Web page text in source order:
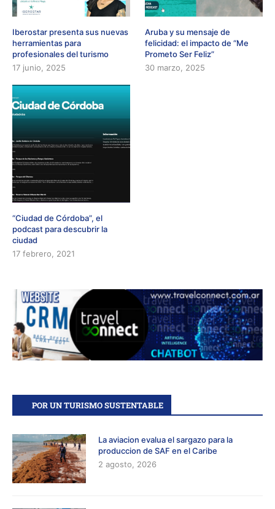
Iberostar presenta sus nuevas
herramientas para
profesionales del turismo
17 junio, 2025
Aruba y su mensaje de
felicidad: el impacto de “Me
Prometo Ser Feliz”
30 marzo, 2025
“Ciudad de Córdoba”, el
podcast para descubrir la
ciudad
17 febrero, 2021
POR UN TURISMO SUSTENTABLE
La aviacion evalua el sargazo para la
produccion de SAF en el Caribe
2 agosto, 2026